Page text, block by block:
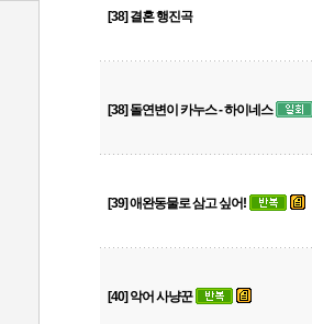
[38] 결혼 행진곡
[38] 돌연변이 카누스 - 하이네스
[39] 애완동물로 삼고 싶어!
[40] 악어 사냥꾼